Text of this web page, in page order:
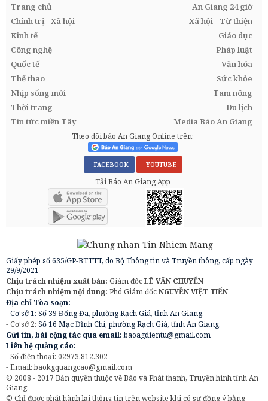
Trang chủ
An Giang 24 giờ
Chính trị - Xã hội
Xã hội - Từ thiện
Kinh tế
Giáo dục
Công nghệ
Pháp luật
Quốc tế
Văn hóa
Thể thao
Sức khỏe
Nhịp sống mới
Tam nông
Thời trang
Du lịch
Tin tức miền Tây
Media Báo An Giang
Theo dõi báo An Giang Online trên:
FACEBOOK YOUTUBE
Tải Báo An Giang App
Giấy phép số 635/GP-BTTTT, do Bộ Thông tin và Truyền thông, cấp ngày
29/9/2021
Chịu trách nhiệm xuất bản: Giám đốcLÊ VĂN CHUYỂN
Chịu trách nhiệm nội dung: Phó Giám đốcNGUYỄN VIỆT TIẾN
Địa chỉ Tòa soạn:
- Cơ sở 1: Số 39 Đống Đa, phường Rạch Giá, tỉnh An Giang.
- Cơ sở 2: Số 16 Mạc Đĩnh Chi, phường Rạch Giá, tỉnh An Giang.
Gửi tin, bài cộng tác qua email:baoagdientu@gmail.com
Liên hệ quảng cáo:
- Số điện thoại: 02973.812.302
- Email:baokgquangcao@gmail.com
© 2008 - 2017 Bản quyền thuộc về Báo và Phát thanh, Truyền hình tỉnh An
Giang.
© Chỉ được phát hành lại thông tin trên website khi có sự đồng ý bằng